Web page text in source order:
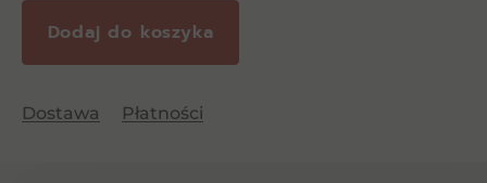
Dodaj do koszyka
Dostawa Płatności